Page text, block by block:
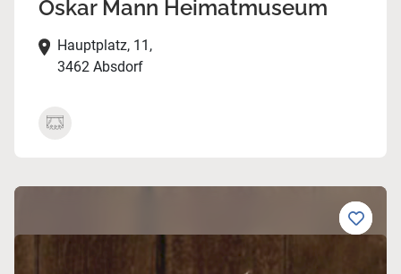
Oskar Mann Heimatmuseum
Hauptplatz, 11,
3462 Absdorf